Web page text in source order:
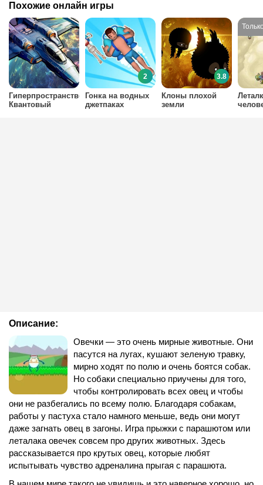
Описание:
Овечки — это очень мирные животные. Они
пасутся на лугах, кушают зеленую травку,
мирно ходят по полю и очень боятся собак.
Но собаки специально приучены для того,
чтобы контролировать всех овец и чтобы
они не разбегались по всему полю. Благодаря собакам,
работы у пастуха стало намного меньше, ведь они могут
даже загнать овец в загоны. Игра прыжки с парашютом или
леталака овечек совсем про других животных. Здесь
рассказывается про крутых овец, которые любят
испытывать чувство адреналина прыгая с парашюта.
Похожие онлайн игры
Гиперпространство:
Квантовый
Гонка на водных
джетпаках
2
Клоны плохой
земли
3.8